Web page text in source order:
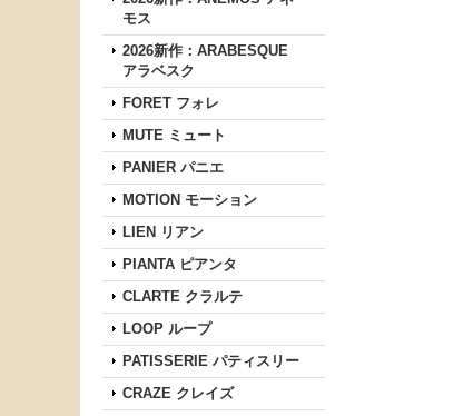
モス
2026新作：ARABESQUE
アラベスク
FORET フォレ
MUTE ミュート
PANIER パニエ
MOTION モーション
LIEN リアン
PIANTA ピアンタ
CLARTE クラルテ
LOOP ループ
PATISSERIE パティスリー
CRAZE クレイズ